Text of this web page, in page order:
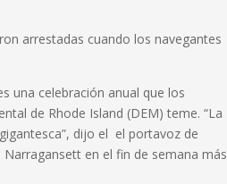
arrestadas cuando los navegantes
una celebración anual que los
de Rhode Island (DEM) teme. “La
dijo el el portavoz de
Narragansett en el fin de semana más